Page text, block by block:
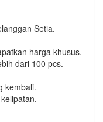
Setia.
harga khusus.
dari 100 pcs.
kembali.